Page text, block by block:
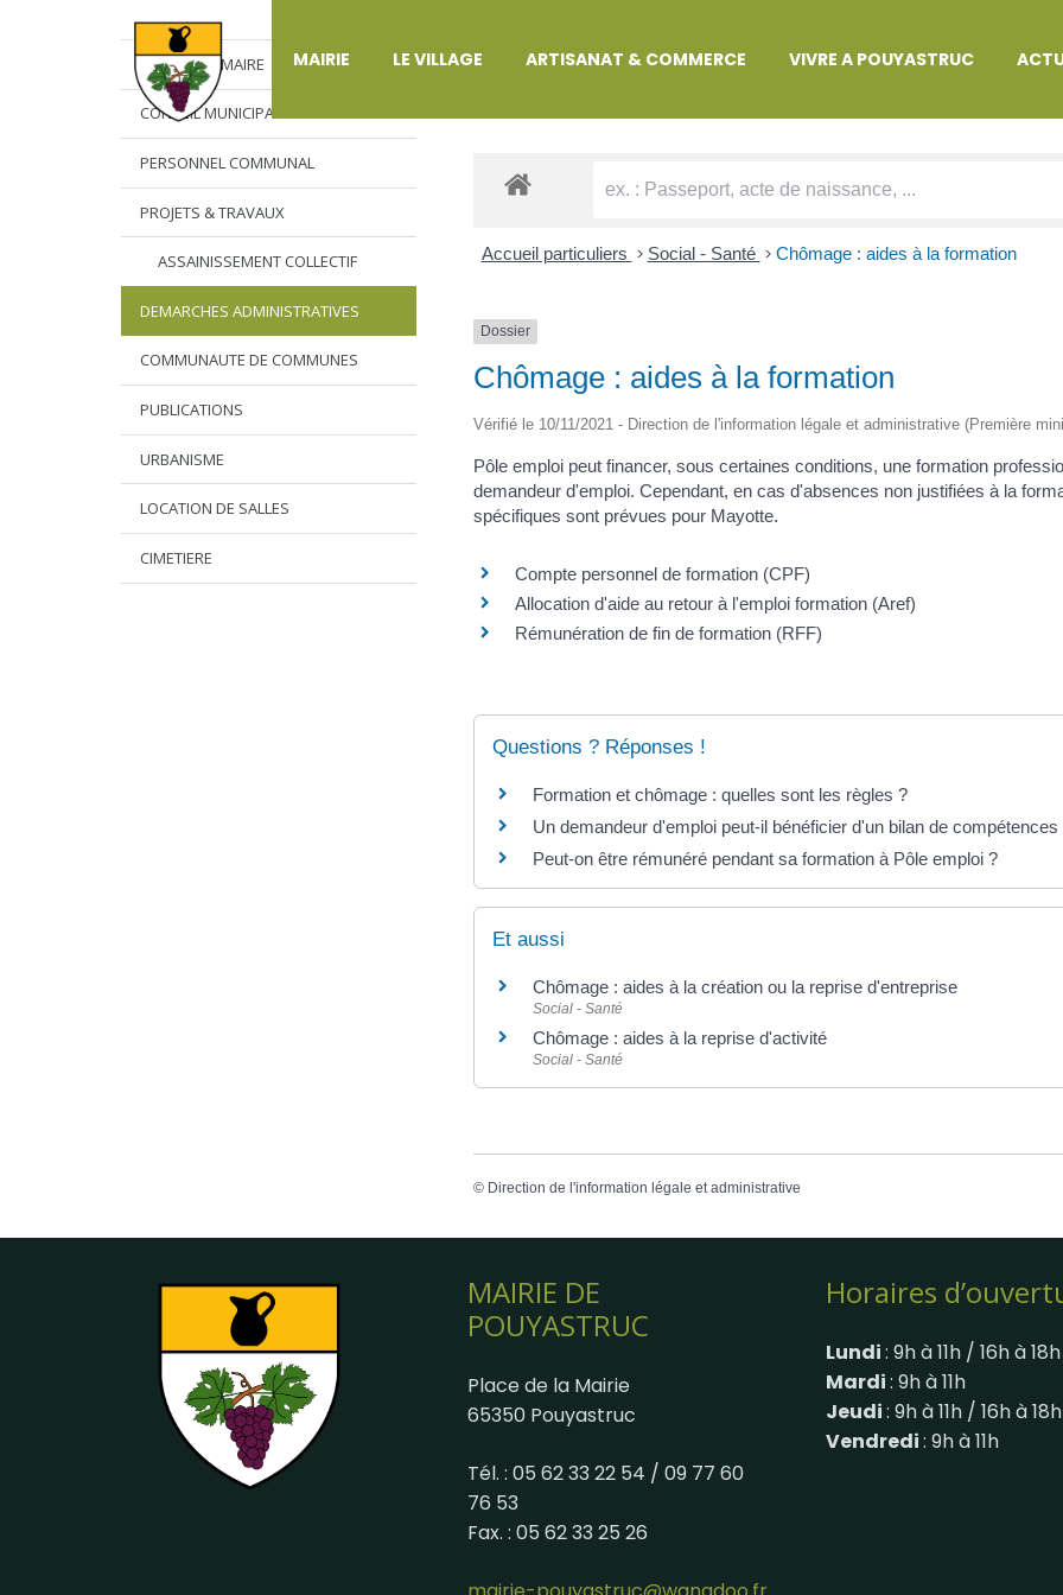
MAIRIE LE VILLAGE ARTISANAT & COMMERCE VIVRE A POUYASTRUC
L’EDITO DU MAIRE
CONSEIL MUNICIPAL
PERSONNEL COMMUNAL
PROJETS & TRAVAUX
ASSAINISSEMENT COLLECTIF
DEMARCHES ADMINISTRATIVES
COMMUNAUTE DE COMMUNES
PUBLICATIONS
URBANISME
LOCATION DE SALLES
CIMETIERE
DÉMARCHES ADMINISTRATIVES
Accueil particuliers > Social - Santé > Chômage : aides à la formation
Dossier
Chômage : aides à la formation
Vérifié le 10/11/2021 - Direction de l'information légale et administrative (Première
Pôle emploi peut financer, sous certaines conditions, une formation
demandeur d'emploi. Cependant, en cas d'absences non justifiées à la
spécifiques sont prévues pour Mayotte.
Compte personnel de formation (CPF)
Allocation d'aide au retour à l'emploi formation (Aref)
Rémunération de fin de formation (RFF)
Questions ? Réponses !
Formation et chômage : quelles sont les règles ?
Un demandeur d'emploi peut-il bénéficier d'un bilan de compétences
Peut-on être rémunéré pendant sa formation à Pôle emploi ?
Et aussi
Chômage : aides à la création ou la reprise d'entreprise
Social - Santé
Chômage : aides à la reprise d'activité
Social - Santé
© Direction de l'information légale et administrative
MAIRIE DE
POUYASTRUC
Place de la Mairie
65350 Pouyastruc
Tél. : 05 62 33 22 54 / 09 77 60
76 53
Fax. : 05 62 33 25 26
Horaires
Lundi: 9h à 11h / 16h à 18h
Mardi: 9h à 11h
Jeudi: 9h à 11h / 16h à 18h
Vendredi: 9h à 11h